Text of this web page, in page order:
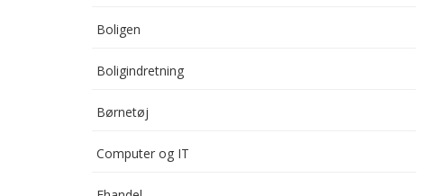
Boligen
Boligindretning
Børnetøj
Computer og IT